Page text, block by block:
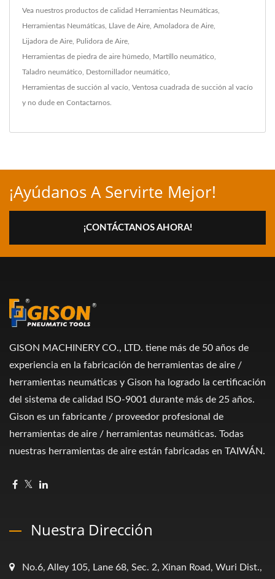
Vea nuestros productos de calidad Herramientas Neumáticas
Herramientas Neumáticas Llave de Aire Amoladora de Aire
Lijadora de Aire Pulidora de Aire
Herramientas de piedra de aire húmedo Martillo neumático
Taladro neumático Destornillador neumático
Herramientas de succión al vacío Ventosa cuadrada de succión al vacío
y no dude en Contactarnos
¡Ayúdanos A Servirte Mejor!
¡CONTÁCTANOS AHORA!
GISON MACHINERY CO., LTD. tiene más de 50 años de
experiencia en la fabricación de herramientas de aire /
herramientas neumáticas y Gison ha logrado la certificación
del sistema de calidad ISO-9001 durante más de 25 años.
Gison es un fabricante / proveedor profesional de
herramientas de aire / herramientas neumáticas. Todas
nuestras herramientas de aire están fabricadas en TAIWÁN.
Nuestra Dirección
No.6, Alley 105, Lane 68, Sec. 2, Xinan Road, Wuri Dist.,